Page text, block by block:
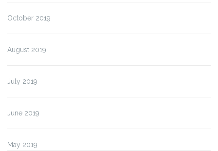
October 2019
August 2019
July 2019
June 2019
May 2019